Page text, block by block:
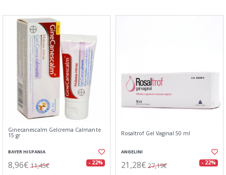
Ginecanescalm Gelcrema Calmante
15 gr
BAYER HISPANIA
8,96€ 11,45€ - 22%
Rosaltrof Gel Vaginal 50 ml
ANGELINI
21,28€ 27,19€ - 22%